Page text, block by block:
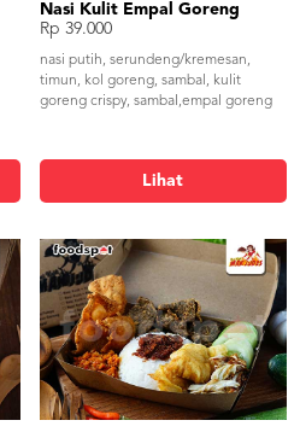
Nasi Kulit Empal Goreng
Rp 39.000
nasi putih, serundeng/kremesan,
timun, kol goreng, sambal, kulit
goreng crispy, sambal,empal goreng
Lihat